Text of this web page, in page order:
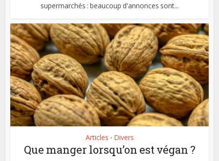
supermarchés : beaucoup d'annonces sont...
Articles • Divers
Que manger lorsqu’on est végan ?